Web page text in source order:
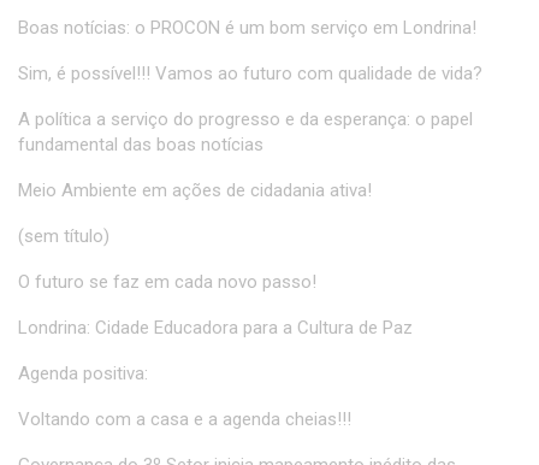
Boas notícias: o PROCON é um bom serviço em Londrina!
Sim, é possível!!! Vamos ao futuro com qualidade de vida?
A política a serviço do progresso e da esperança: o papel
fundamental das boas notícias
Meio Ambiente em ações de cidadania ativa!
(sem título)
O futuro se faz em cada novo passo!
Londrina: Cidade Educadora para a Cultura de Paz
Agenda positiva:
Voltando com a casa e a agenda cheias!!!